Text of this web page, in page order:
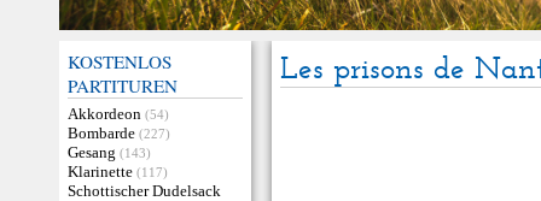
KOSTENLOS
PARTITUREN
Akkordeon (54)
Bombarde (227)
Gesang (143)
Klarinette (117)
Schottischer Dudelsack
Les prisons de